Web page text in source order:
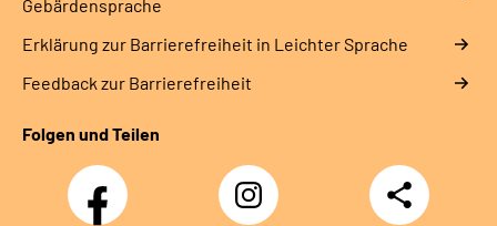
Gebärdensprache
Erklärung zur Barrierefreiheit in Leichter Sprache
Feedback zur Barrierefreiheit
Folgen und Teilen
Facebook Instagram
Teilen